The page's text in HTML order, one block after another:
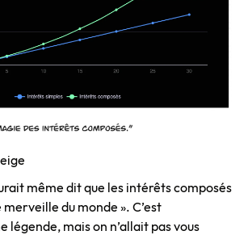
même dit que les intérêts composés
du monde ». C’est
légende, mais on n’allait pas vous